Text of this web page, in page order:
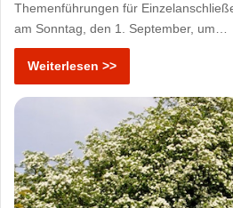
Themenführungen für
am Sonntag, den 1. September, um…
Weiterlesen >>